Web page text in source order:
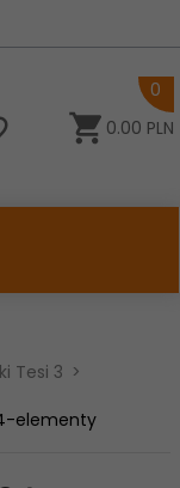
0.00 PLN
0
Tesi 3
elementy